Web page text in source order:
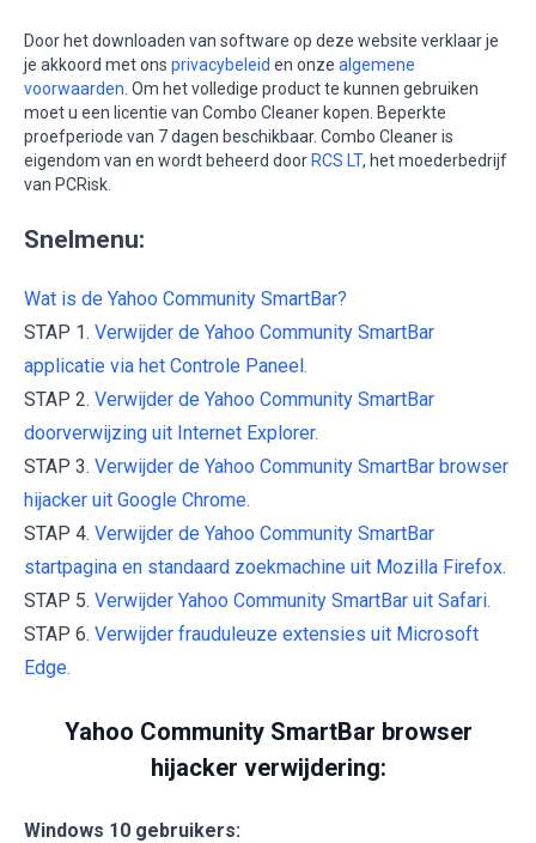
Door het downloaden van software op deze website verklaar je
je akkoord met ons privacybeleid en onze algemene
voorwaarden . Om het volledige product te kunnen gebruiken
moet u een licentie van Combo Cleaner kopen. Beperkte
proefperiode van 7 dagen beschikbaar. Combo Cleaner is
eigendom van en wordt beheerd door RCS LT, het moederbedrijf
van PCRisk.
Snelmenu:
Wat is de Yahoo Community SmartBar?
STAP 1. Verwijder de Yahoo Community SmartBar
applicatie via het Controle Paneel.
STAP 2. Verwijder de Yahoo Community SmartBar
doorverwijzing uit Internet Explorer.
STAP 3. Verwijder de Yahoo Community SmartBar browser
hijacker uit Google Chrome.
STAP 4. Verwijder de Yahoo Community SmartBar
startpagina en standaard zoekmachine uit Mozilla Firefox.
STAP 5. Verwijder Yahoo Community SmartBar uit Safari.
STAP 6. Verwijder frauduleuze extensies uit Microsoft
Edge.
Yahoo Community SmartBar browser
hijacker verwijdering:
Windows 10 gebruikers: